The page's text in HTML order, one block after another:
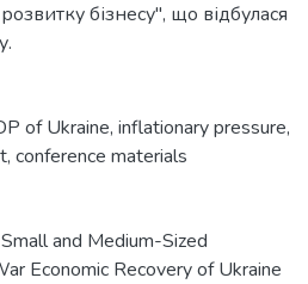
бізнесу", що відбулася
of Ukraine, inflationary pressure,
, conference materials
and Medium-Sized
Economic Recovery of Ukraine